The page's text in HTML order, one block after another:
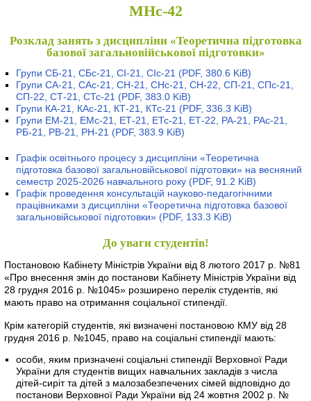
МНс-42
Розклад занять з дисципліни «Теоретична підготовка
базової загальновійськової підготовки»
Групи СБ-21, СБс-21, СІ-21, СІс-21 (PDF, 380.6 KiB)
Групи СА-21, САс-21, СН-21, СНс-21, СН-22, СП-21, СПс-21,
СП-22, СТ-21, СТс-21 (PDF, 383.0 KiB)
Групи КА-21, КАс-21, КТ-21, КТс-21 (PDF, 336.3 KiB)
Групи ЕМ-21, ЕМс-21, ЕТ-21, ЕТс-21, ЕТ-22, РА-21, РАс-21,
РБ-21, РВ-21, РН-21 (PDF, 383.9 KiB)
Графік освітнього процесу з дисципліни «Теоретична
підготовка базової загальновійськової підготовки» на весняний
семестр 2025-2026 навчального року (PDF, 91.2 KiB)
Графік проведення консультацій науково-педагогічними
працівниками з дисципліни «Теоретична підготовка базової
загальновійськової підготовки» (PDF, 133.3 KiB)
До уваги студентів!
Постановою Кабінету Міністрів України від 8 лютого 2017 р. №81
«Про внесення змін до постанови Кабінету Міністрів України від
28 грудня 2016 р. №1045» розширено перелік студентів, які
мають право на отримання соціальної стипендії.
Крім категорій студентів, які визначені постановою КМУ від 28
грудня 2016 р. №1045, право на соціальні стипендії мають:
особи, яким призначені соціальні стипендії Верховної Ради
України для студентів вищих навчальних закладів з числа
дітей-сиріт та дітей з малозабезпечених сімей відповідно до
постанови Верховної Ради України від 24 жовтня 2002 р. №